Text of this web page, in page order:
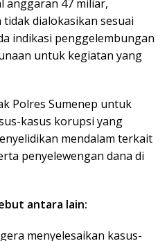
anggaran 47 miliar,
dialokasikan sesuai
indikasi penggelembungan
untuk kegiatan yang
Polres Sumenep untuk
kasus korupsi yang
mendalam terkait
penyelewengan dana di
antara lain:
menyelesaikan kasus-